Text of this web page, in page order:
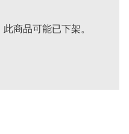
商品可能已下架。